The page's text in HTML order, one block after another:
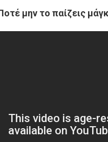
μην το παίζεις